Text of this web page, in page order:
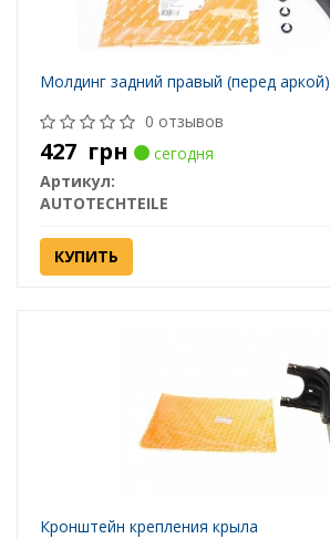
Молдинг задний правый (перед аркой)
0 отзывов
427 грн
сегодня
Артикул:
AUTOTECHTEILE
КУПИТЬ
Кронштейн крепления крыла